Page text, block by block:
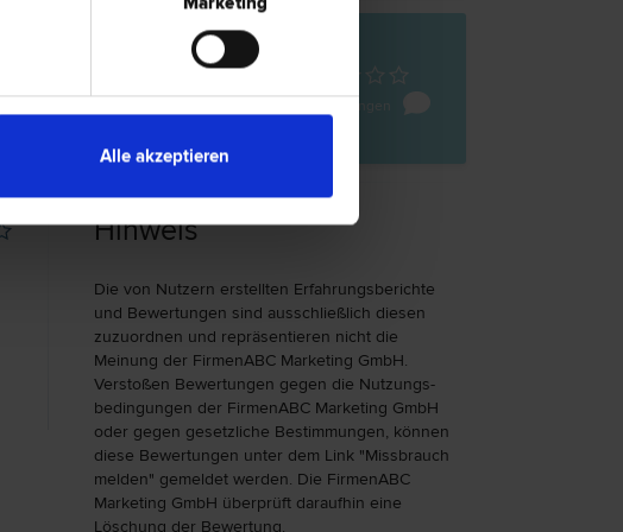
Alle akzeptieren
Hinweis
Die von Nutzern erstellten Erfahrungs­berichte
und Bewer­tungen sind ausschließlich diesen
zuzu­ord­nen und repräsen­tieren nicht die
Meinung der FirmenABC Marketing GmbH.
Verstoßen Bewer­tungen gegen die Nutzungs­
bedingungen der FirmenABC Marketing GmbH
oder gegen gesetzliche Bestim­mungen, können
diese Bewertungen unter dem Link "Miss­brauch
melden" gemeldet werden. Die FirmenABC
Marketing GmbH überprüft daraufhin eine
Löschung der Bewertung.